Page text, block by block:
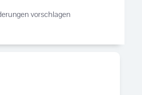
vorschlagen